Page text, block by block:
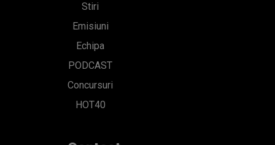
Stiri
Emisiuni
Echipa
PODCAST
Concursuri
HOT40